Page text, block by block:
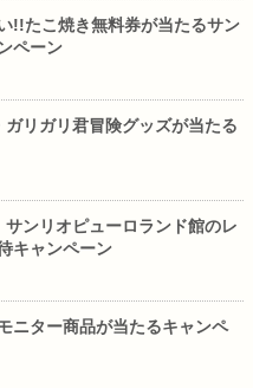
!!たこ焼き無料券が当たるサン
ペーン
リガリ君冒険グッズが当たる
サンリオピューロランド館のレ
キャンペーン
ニター商品が当たるキャンペ